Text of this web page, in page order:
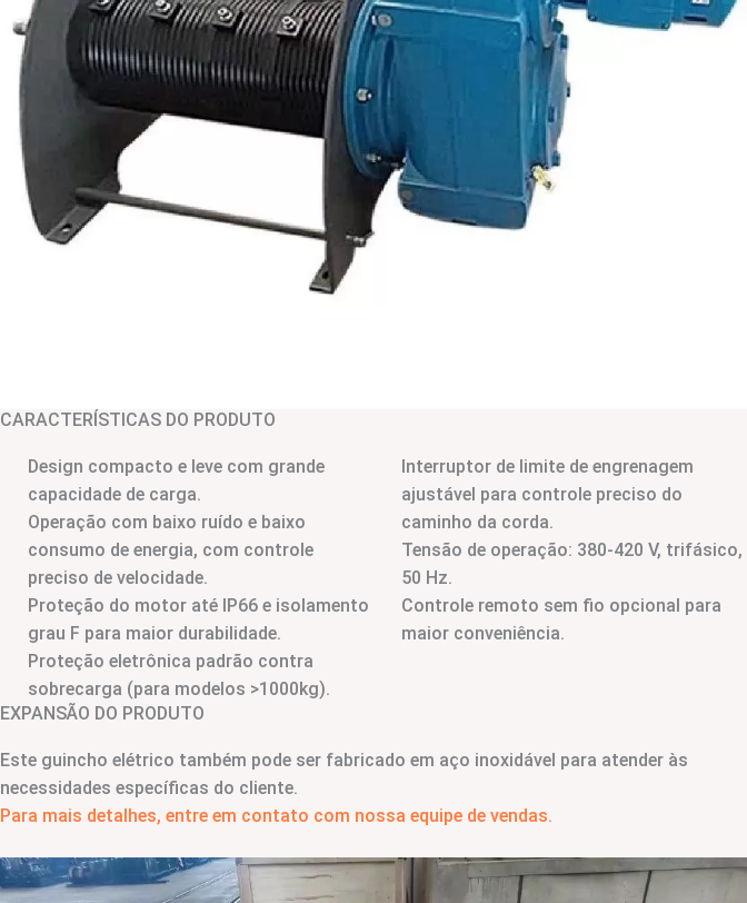
CARACTERÍSTICAS DO PRODUTO
Design compacto e leve com grande
capacidade de carga.
Operação com baixo ruído e baixo
consumo de energia, com controle
preciso de velocidade.
Proteção do motor até IP66 e isolamento
grau F para maior durabilidade.
Proteção eletrônica padrão contra
sobrecarga (para modelos >1000kg).
Interruptor de limite de engrenagem
ajustável para controle preciso do
caminho da corda.
Tensão de operação: 380-420 V, trifásico,
50 Hz.
Controle remoto sem fio opcional para
maior conveniência.
EXPANSÃO DO PRODUTO
Este guincho elétrico também pode ser fabricado em aço inoxidável para atender às
necessidades específicas do cliente.
Para mais detalhes, entre em contato com nossa equipe de vendas.